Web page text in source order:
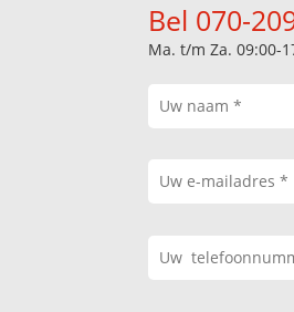
Bel 070-
Ma. t/m Za. 09:00-